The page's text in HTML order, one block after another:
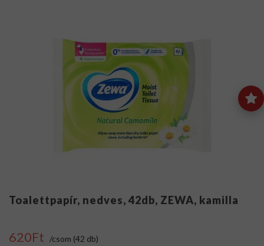
Toalettpapír, nedves, 42db, ZEWA, kamilla
620Ft /csom (42 db)